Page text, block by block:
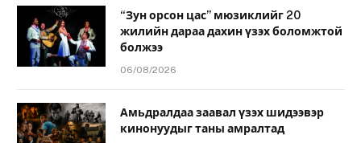
“Зун орсон цас” мюзиклийг 20
жилийн дараа дахин үзэх боломжтой
болжээ
06/08/2026
Амьдралдаа заавал үзэх шидээвэр
кинонуудыг таны амралтад